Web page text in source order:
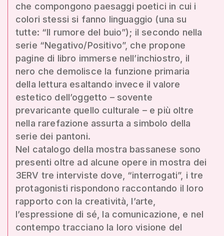
che compongono paesaggi poetici in cui i
colori stessi si fanno linguaggio (una su
tutte: “Il rumore del buio”); il secondo nella
serie “Negativo/Positivo”, che propone
pagine di libro immerse nell’inchiostro, il
nero che demolisce la funzione primaria
della lettura esaltando invece il valore
estetico dell’oggetto – sovente
prevaricante quello culturale – e più oltre
nella rarefazione assurta a simbolo della
serie dei pantoni.
Nel catalogo della mostra bassanese sono
presenti oltre ad alcune opere in mostra dei
3ERV tre interviste dove, “interrogati”, i tre
protagonisti rispondono raccontando il loro
rapporto con la creatività, l’arte,
l’espressione di sé, la comunicazione, e nel
contempo tracciano la loro visione del